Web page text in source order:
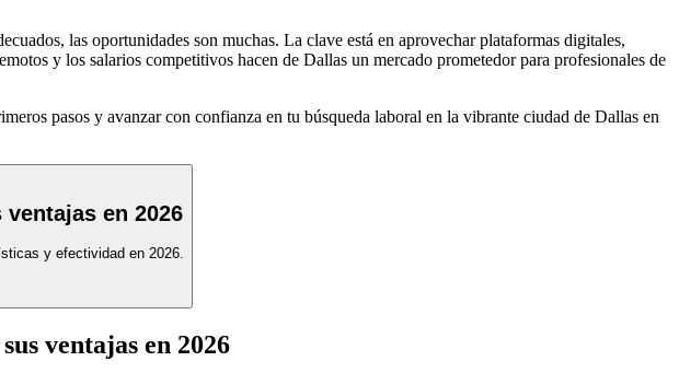
las oportunidades son muchas. La clave está en aprovechar plataformas digitales,
y los salarios competitivos hacen de Dallas un mercado prometedor para profesionales de
pasos y avanzar con confianza en tu búsqueda laboral en la vibrante ciudad de Dallas en
en 2026
y efectividad en 2026.
ventajas en 2026